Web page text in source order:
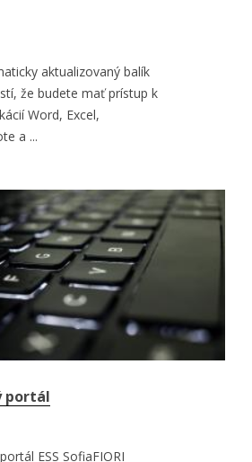
aktualizovaný balík
že budete mať prístup k
Word, Excel,
a ...
portál
ESS SofiaFIORI